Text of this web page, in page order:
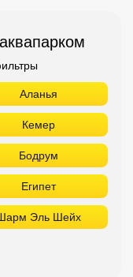
Аланья
Кемер
Бодрум
Египет
Эль Шейх